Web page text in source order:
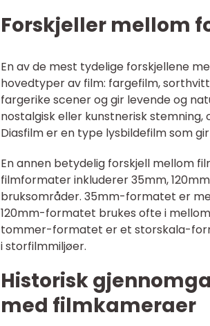
Forskjeller mellom
En av de mest tydelige forskjellene
hovedtyper av film: fargefilm,
fargerike scener og gir levende og
nostalgisk eller kunstnerisk
Diasfilm er en type lysbildefilm som
En annen betydelig forskjell mellom
filmformater inkluderer 35mm,
bruksområder. 35mm-formatet er
120mm-formatet brukes ofte i
tommer-formatet er et storskala-
i storfilmmiljøer.
Historisk
med filmkameraer